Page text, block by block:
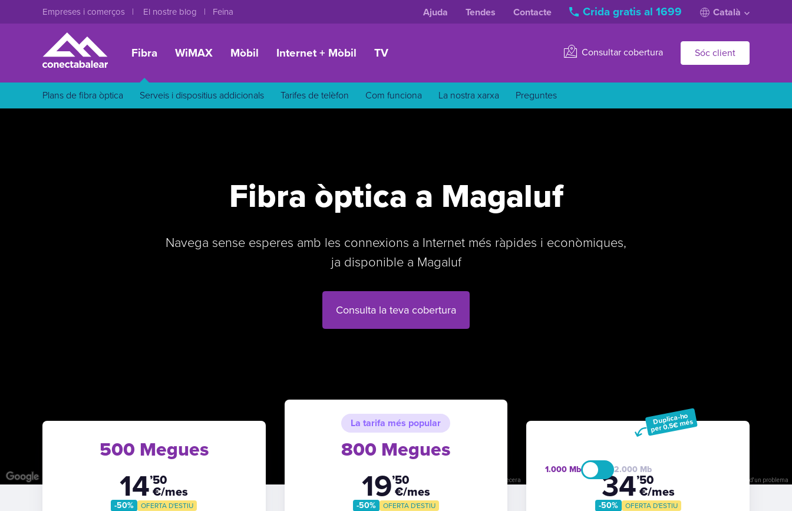
Empreses i comerços El nostre blog Feina Ajuda Tendes Contacte Crida gratis al 1699 Català
Fibra WiMAX Mòbil Internet + Mòbil TV Consultar cobertura Sóc client
Plans de fibra òptica Serveis i dispositius addicionals Tarifes de telèfon Com funciona La nostra xarxa Preguntes
Tecles de drecera És possible que la imatge estigui subjecta a drets d'autor Informa d'un problema
Fibra òptica a Magaluf
Navega sense esperes amb les connexions a Internet més ràpides i econòmiques,
ja disponible a Magaluf
Consulta la teva cobertura
500 Megues
14’50
€/mes
-50% OFERTA D'ESTIU
La tarifa més popular
800 Megues
19’50
€/mes
-50% OFERTA D'ESTIU
1.000 2.000
Duplica-ho
per 0,5€ més
34’50
€/mes
-50% OFERTA D'ESTIU